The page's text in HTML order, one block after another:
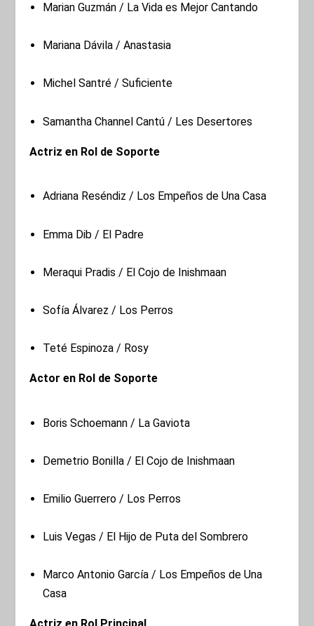
Marian Guzmán / La Vida es Mejor Cantando
Mariana Dávila / Anastasia
Michel Santré / Suficiente
Samantha Channel Cantú / Les Desertores
Actriz en Rol de Soporte
Adriana Reséndiz / Los Empeños de Una Casa
Emma Dib / El Padre
Meraqui Pradis / El Cojo de Inishmaan
Sofía Álvarez / Los Perros
Teté Espinoza / Rosy
Actor en Rol de Soporte
Boris Schoemann / La Gaviota
Demetrio Bonilla / El Cojo de Inishmaan
Emilio Guerrero / Los Perros
Luis Vegas / El Hijo de Puta del Sombrero
Marco Antonio García / Los Empeños de Una
Casa